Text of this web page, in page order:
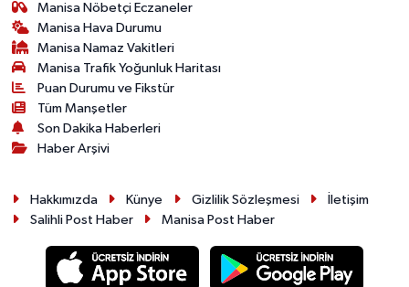
Manisa Nöbetçi Eczaneler
Manisa Hava Durumu
Manisa Namaz Vakitleri
Manisa Trafik Yoğunluk Haritası
Puan Durumu ve Fikstür
Tüm Manşetler
Son Dakika Haberleri
Haber Arşivi
Hakkımızda Künye Gizlilik Sözleşmesi
İletişim
Salihli Post Haber
Manisa Post Haber